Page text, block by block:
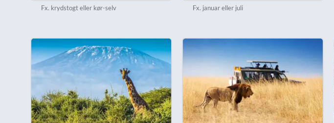
Fx. krydstogt eller kør-selv Fx. januar eller juli